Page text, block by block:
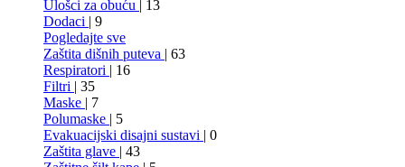
Ulošci za obuću | 13
Dodaci | 9
Pogledajte sve
Zaštita dišnih puteva | 63
Respiratori | 16
Filtri | 35
Maske | 7
Polumaske | 5
Evakuacijski disajni sustavi | 0
Zaštita glave | 43